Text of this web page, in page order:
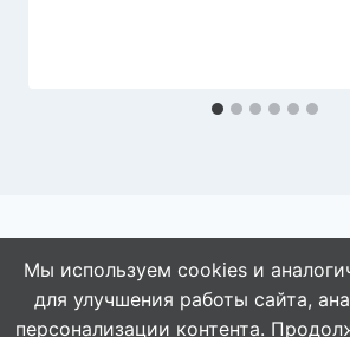
© 2026
Мы используем cookies и
для улучшения работы сайта,
персонализации контента.